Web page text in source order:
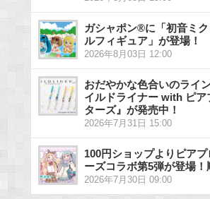
ガシャポン®に「初音ミ
ルフィギュア」が登場！
2026年8月03日 12:00
おだやかな色合いのライ
イルドライナー with ピア
ターズ』が発売中！
2026年7月31日 15:00
100円ショップよりピアプ
ーズコラボ第5弾が登場！
2026年7月30日 09:00